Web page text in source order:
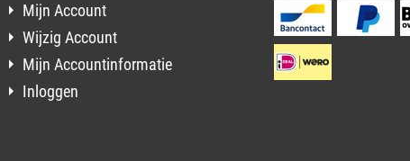
Mijn Account
Wijzig Account
Mijn Accountinformatie
Inloggen